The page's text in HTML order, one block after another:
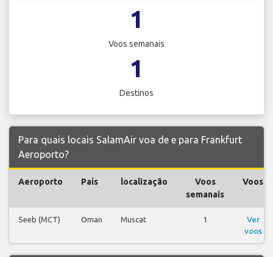
1
Voos semanais
1
Destinos
Para quais locais SalamAir voa de e para Frankfurt
Aeroporto?
Aeroporto País localização
Voos
semanais
Voos
Seeb (MCT) Oman Muscat 1
Ver
voos